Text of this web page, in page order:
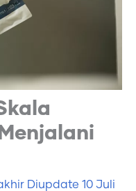
Diupdate 10 Juli